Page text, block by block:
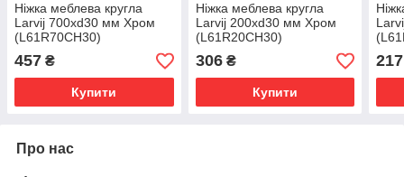
Ніжка меблева кругла
Larvij 700xd30 мм Хром
(L61R70CH30)
457 ₴
Купити
Ніжка меблева кругла
Larvij 200xd30 мм Хром
(L61R20CH30)
306₴
Купити
217
Про нас